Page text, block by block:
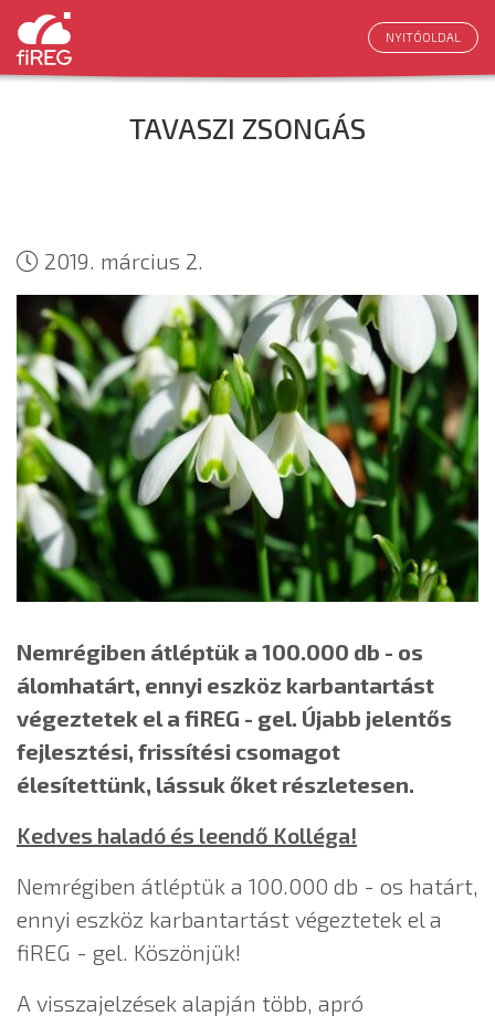
NYITÓOLDAL
TAVASZI ZSONGÁS
2019. március 2.
Nemrégiben átléptük a 100.000 db - os
álomhatárt, ennyi eszköz karbantartást
végeztetek el a fiREG - gel. Újabb jelentős
fejlesztési, frissítési csomagot
élesítettünk, lássuk őket részletesen.
Kedves haladó és leendő Kolléga!
Nemrégiben átléptük a 100.000 db - os határt,
ennyi eszköz karbantartást végeztetek el a
fiREG - gel. Köszönjük!
A visszajelzések alapján több, apró